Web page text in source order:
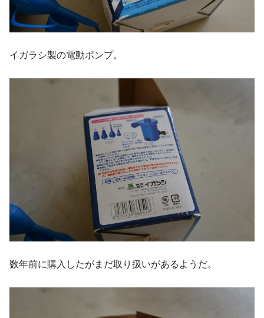
イガラシ製の電動ポンプ。
数年前に購入したがまだ取り扱いがあるようだ。